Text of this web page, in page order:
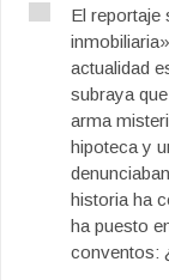
El reportaje
actualidad
subraya
arma
hipoteca y
historia ha
ha puesto
conventos: